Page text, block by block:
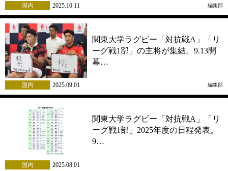
国内 2025.10.11 編集部
関東大学ラグビー「対抗戦A」「リ
ーグ戦1部」の主将が集結。9.13開
幕…
国内 2025.09.01 編集部
関東大学ラグビー「対抗戦A」「リ
ーグ戦1部」2025年度の日程発表。
9…
国内 2025.08.01